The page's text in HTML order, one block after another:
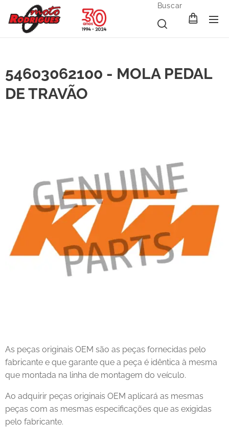
Buscar
54603062100 - MOLA PEDAL
DE TRAVÃO
As peças originais OEM são as peças fornecidas pelo
fabricante e que garante que a peça é idêntica à mesma
que montada na linha de montagem do veículo.
Ao adquirir peças originais OEM aplicará as mesmas
peças com as mesmas especificações que as exigidas
pelo fabricante.